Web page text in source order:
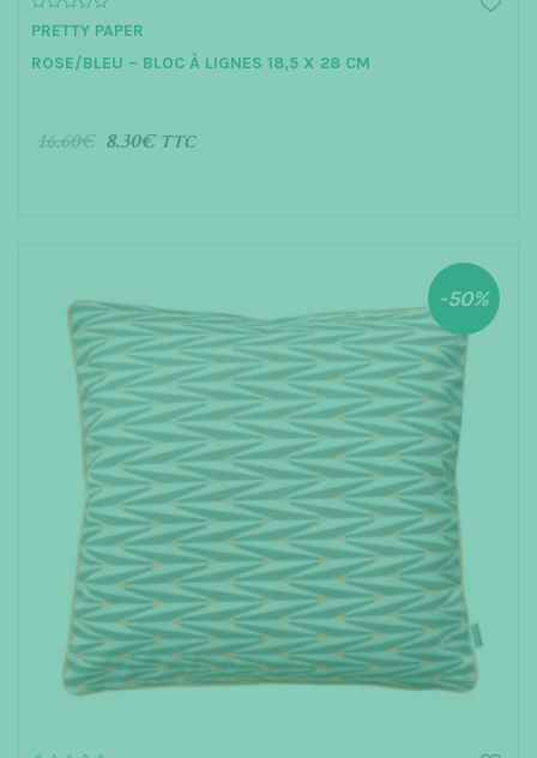
0
o
t
PRETTY PAPER
ROSE/BLEU – BLOC À LIGNES 18,5 X 28 CM
16.60€ 8.30€ TTC
-50%